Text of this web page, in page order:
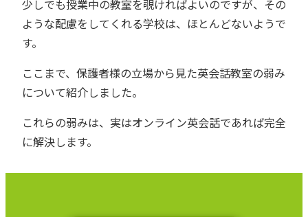
少しでも授業中の教室を覗ければよいのですが、その
ような配慮をしてくれる学校は、ほとんどないようで
す。
ここまで、保護者様の立場から見た英会話教室の弱み
について紹介しました。
これらの弱みは、実はオンライン英会話であれば完全
に解決します。